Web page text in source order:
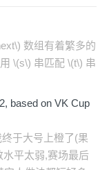
数组有着繁多的
\(s\) 串匹配 \(t\) 串
based on VK Cup
于大号上橙了(果
平太弱,赛场最后